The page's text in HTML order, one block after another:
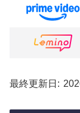
最終更新日